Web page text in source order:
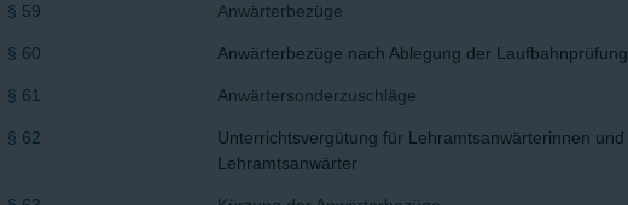
§ 59
Anwärterbezüge
§ 60 Anwärterbezüge nach Ablegung der Laufbahnprüfung
§ 61 Anwärtersonderzuschläge
§ 62
Unterrichtsvergütung für Lehramtsanwärterinnen und
Lehramtsanwärter